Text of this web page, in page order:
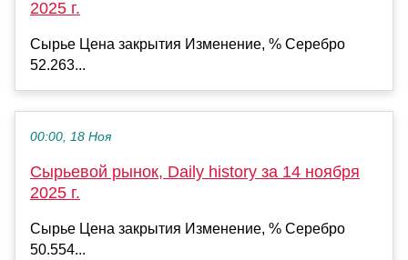
2025 г.
Сырье Цена закрытия Изменение, % Серебро
52.263...
00:00, 18 Ноя
Сырьевой рынок, Daily history за 14 ноября
2025 г.
Сырье Цена закрытия Изменение, % Серебро
50.554...